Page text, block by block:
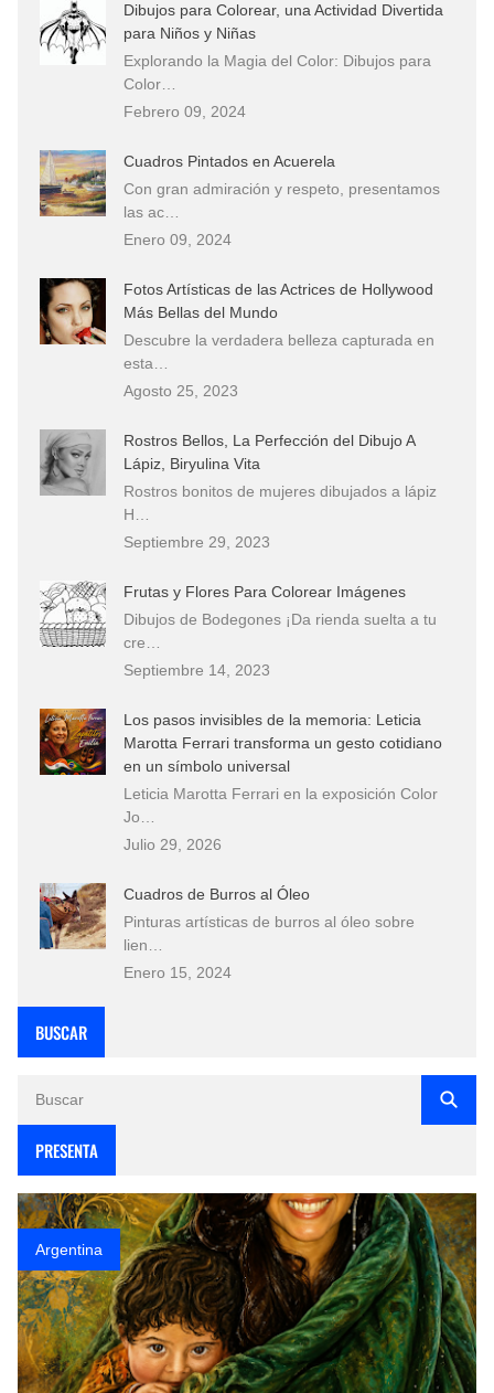
Dibujos para Colorear, una Actividad Divertida
para Niños y Niñas
Explorando la Magia del Color: Dibujos para
Color…
Febrero 09, 2024
Cuadros Pintados en Acuerela
Con gran admiración y respeto, presentamos
las ac…
Enero 09, 2024
Fotos Artísticas de las Actrices de Hollywood
Más Bellas del Mundo
Descubre la verdadera belleza capturada en
esta…
Agosto 25, 2023
Rostros Bellos, La Perfección del Dibujo A
Lápiz, Biryulina Vita
Rostros bonitos de mujeres dibujados a lápiz
H…
Septiembre 29, 2023
Frutas y Flores Para Colorear Imágenes
Dibujos de Bodegones ¡Da rienda suelta a tu
cre…
Septiembre 14, 2023
Los pasos invisibles de la memoria: Leticia
Marotta Ferrari transforma un gesto cotidiano
en un símbolo universal
Leticia Marotta Ferrari en la exposición Color
Jo…
Julio 29, 2026
Cuadros de Burros al Óleo
Pinturas artísticas de burros al óleo sobre
lien…
Enero 15, 2024
BUSCAR
PRESENTA
Argentina